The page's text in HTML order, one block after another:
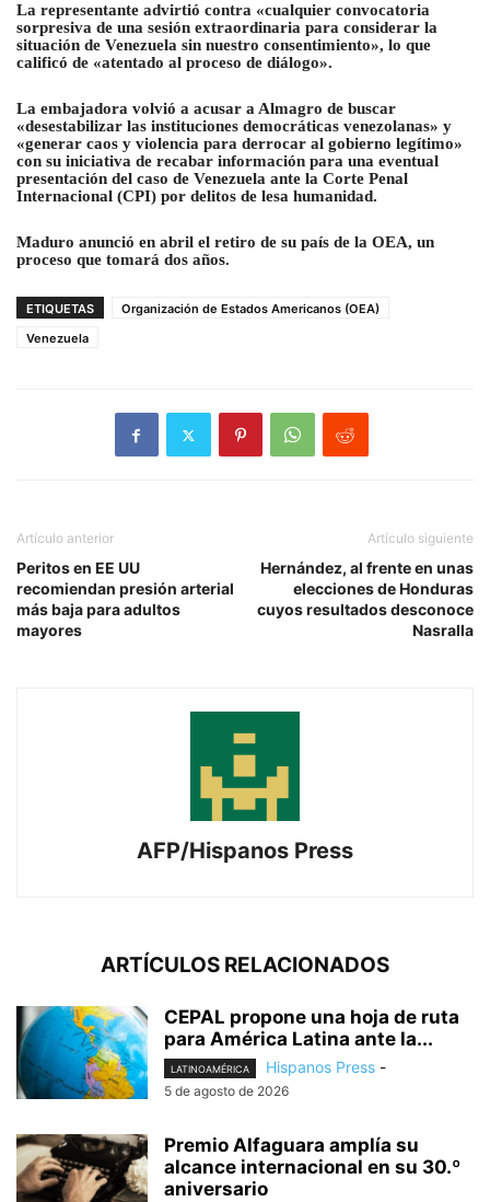
La representante advirtió contra «cualquier convocatoria
sorpresiva de una sesión extraordinaria para considerar la
situación de Venezuela sin nuestro consentimiento», lo que
calificó de «atentado al proceso de diálogo».
La embajadora volvió a acusar a Almagro de buscar
«desestabilizar las instituciones democráticas venezolanas» y
«generar caos y violencia para derrocar al gobierno legítimo»
con su iniciativa de recabar información para una eventual
presentación del caso de Venezuela ante la Corte Penal
Internacional (CPI) por delitos de lesa humanidad.
Maduro anunció en abril el retiro de su país de la OEA, un
proceso que tomará dos años.
ETIQUETAS
Organización de Estados Americanos (OEA)
Venezuela
Artículo anterior
Peritos en EE UU
recomiendan presión arterial
más baja para adultos
mayores
Artículo siguiente
Hernández, al frente en unas
elecciones de Honduras
cuyos resultados desconoce
Nasralla
AFP/Hispanos Press
ARTÍCULOS RELACIONADOS
CEPAL propone una hoja de ruta
para América Latina ante la...
LATINOAMÉRICA Hispanos Press -
5 de agosto de 2026
Premio Alfaguara amplía su
alcance internacional en su 30.º
aniversario